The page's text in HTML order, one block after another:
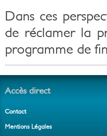
Dans ces
de réclamer la
programme de
Accès direct
Contact
Mentions Légales